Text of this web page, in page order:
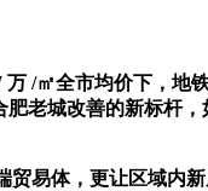
万 /㎡全市均价下，地
老城改善的新标杆
易体，更让区域内